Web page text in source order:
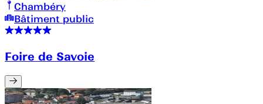
Chambéry
Bâtiment public
Foire de Savoie